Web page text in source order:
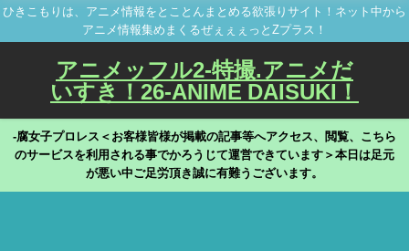
ひきこもりは、アニメ情報をとことんまとめる欲張りサイト！ネット中から
アニメ情報集めまくるぜぇぇぇっとZプラス！
アニメッフル2-特撮.アニメだ
いすき！26-ANIME DAISUKI！
-腐女子プロレス＜お客様皆様が掲載の記事等へアクセス、閲覧、こちら
のサービスを利用される事でかろうじて運営できています＞本日は足元
が悪い中ご足労頂き誠に有難うございます。